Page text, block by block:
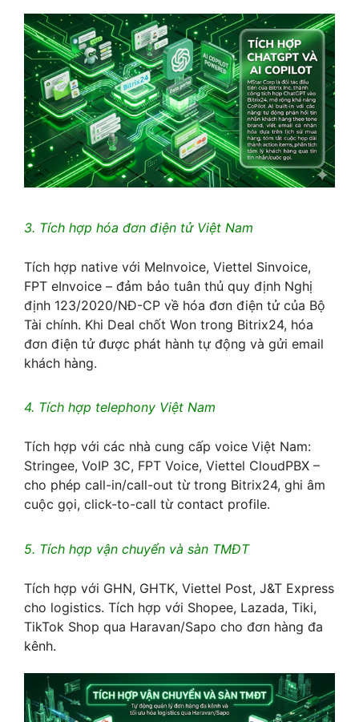
3. Tích hợp hóa đơn điện tử Việt Nam
Tích hợp native với MeInvoice, Viettel Sinvoice,
FPT eInvoice – đảm bảo tuân thủ quy định Nghị
định 123/2020/NĐ-CP về hóa đơn điện tử của Bộ
Tài chính. Khi Deal chốt Won trong Bitrix24, hóa
đơn điện tử được phát hành tự động và gửi email
khách hàng.
4. Tích hợp telephony Việt Nam
Tích hợp với các nhà cung cấp voice Việt Nam:
Stringee, VoIP 3C, FPT Voice, Viettel CloudPBX –
cho phép call-in/call-out từ trong Bitrix24, ghi âm
cuộc gọi, click-to-call từ contact profile.
5. Tích hợp vận chuyển và sàn TMĐT
Tích hợp với GHN, GHTK, Viettel Post, J&T Express
cho logistics. Tích hợp với Shopee, Lazada, Tiki,
TikTok Shop qua Haravan/Sapo cho đơn hàng đa
kênh.